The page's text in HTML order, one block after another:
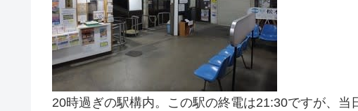
20時過ぎの駅構内。この駅の終電は21:30ですが、